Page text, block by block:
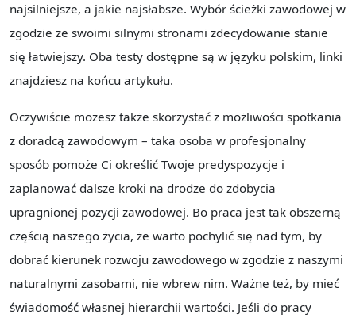
najsilniejsze, a jakie najsłabsze. Wybór ścieżki zawodowej w
zgodzie ze swoimi silnymi stronami zdecydowanie stanie
się łatwiejszy. Oba testy dostępne są w języku polskim, linki
znajdziesz na końcu artykułu.
Oczywiście możesz także skorzystać z możliwości spotkania
z doradcą zawodowym – taka osoba w profesjonalny
sposób pomoże Ci określić Twoje predyspozycje i
zaplanować dalsze kroki na drodze do zdobycia
upragnionej pozycji zawodowej. Bo praca jest tak obszerną
częścią naszego życia, że warto pochylić się nad tym, by
dobrać kierunek rozwoju zawodowego w zgodzie z naszymi
naturalnymi zasobami, nie wbrew nim. Ważne też, by mieć
świadomość własnej hierarchii wartości. Jeśli do pracy